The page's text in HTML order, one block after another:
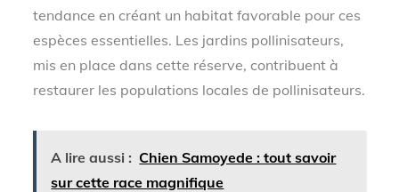
tendance en créant un habitat favorable pour ces
espèces essentielles. Les jardins pollinisateurs,
mis en place dans cette réserve, contribuent à
restaurer les populations locales de pollinisateurs.
A lire aussi : Chien Samoyede : tout savoir
sur cette race magnifique